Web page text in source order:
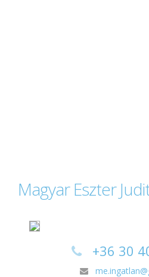
Magyar Eszter
+36 30